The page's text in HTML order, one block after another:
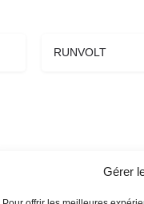
Gérer
RUNVOLT